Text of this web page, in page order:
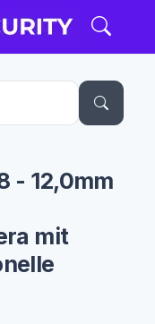
- 12,0mm
mit